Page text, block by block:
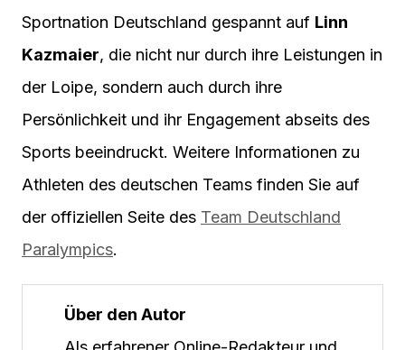
Sportnation Deutschland gespannt auf Linn
Kazmaier, die nicht nur durch ihre Leistungen in
der Loipe, sondern auch durch ihre
Persönlichkeit und ihr Engagement abseits des
Sports beeindruckt. Weitere Informationen zu
Athleten des deutschen Teams finden Sie auf
der offiziellen Seite des Team Deutschland
Paralympics.
Über den Autor